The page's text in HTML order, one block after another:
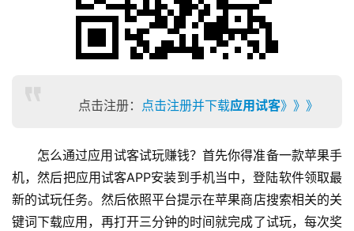
点击注册： 点击注册并下载应用试客》》》
怎么通过应用试客试玩赚钱？首先你得准备一款苹果手
机，然后把应用试客APP安装到手机当中，登陆软件领取最
新的试玩任务。然后依照平台提示在苹果商店搜索相关的关
键词下载应用，再打开三分钟的时间就完成了试玩，每次奖